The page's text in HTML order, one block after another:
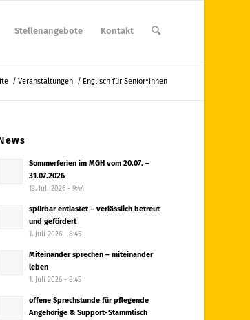
Stellenangebote Kontakt
/ Veranstaltungen / Englisch für Senior*innen
Sommerferien im MGH vom 20.07. –
31.07.2026
13. Juli 2026 - 9:44
spürbar entlastet – verlässlich betreut
und gefördert
1. Juli 2026 - 8:45
Miteinander sprechen – miteinander
leben
1. Juli 2026 - 8:45
offene Sprechstunde für pflegende
Angehörige & Support-Stammtisch